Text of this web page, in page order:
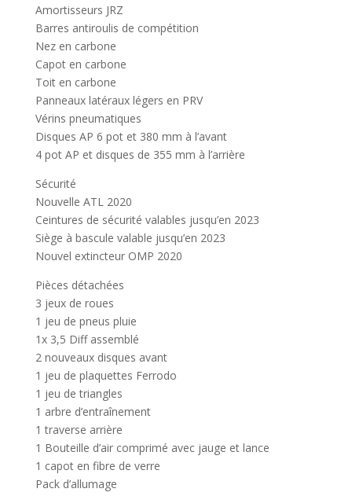
Amortisseurs JRZ
Barres antiroulis de compétition
Nez en carbone
Capot en carbone
Toit en carbone
Panneaux latéraux légers en PRV
Vérins pneumatiques
Disques AP 6 pot et 380 mm à l’avant
4 pot AP et disques de 355 mm à l’arrière
Sécurité
Nouvelle ATL 2020
Ceintures de sécurité valables jusqu’en 2023
Siège à bascule valable jusqu’en 2023
Nouvel extincteur OMP 2020
Pièces détachées
3 jeux de roues
1 jeu de pneus pluie
1x 3,5 Diff assemblé
2 nouveaux disques avant
1 jeu de plaquettes Ferrodo
1 jeu de triangles
1 arbre d’entraînement
1 traverse arrière
1 Bouteille d’air comprimé avec jauge et lance
1 capot en fibre de verre
Pack d’allumage